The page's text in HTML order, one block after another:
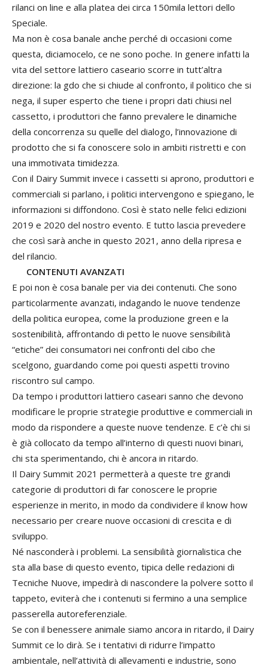
rilanci on line e alla platea dei circa 150mila lettori dello
Speciale.
Ma non è cosa banale anche perché di occasioni come
questa, diciamocelo, ce ne sono poche. In genere infatti la
vita del settore lattiero caseario scorre in tutt’altra
direzione: la gdo che si chiude al confronto, il politico che si
nega, il super esperto che tiene i propri dati chiusi nel
cassetto, i produttori che fanno prevalere le dinamiche
della concorrenza su quelle del dialogo, l’innovazione di
prodotto che si fa conoscere solo in ambiti ristretti e con
una immotivata timidezza.
Con il Dairy Summit invece i cassetti si aprono, produttori e
commerciali si parlano, i politici intervengono e spiegano, le
informazioni si diffondono. Così è stato nelle felici edizioni
2019 e 2020 del nostro evento. E tutto lascia prevedere
che così sarà anche in questo 2021, anno della ripresa e
del rilancio.
CONTENUTI AVANZATI
E poi non è cosa banale per via dei contenuti. Che sono
particolarmente avanzati, indagando le nuove tendenze
della politica europea, come la produzione green e la
sostenibilità, affrontando di petto le nuove sensibilità
“etiche” dei consumatori nei confronti del cibo che
scelgono, guardando come poi questi aspetti trovino
riscontro sul campo.
Da tempo i produttori lattiero caseari sanno che devono
modificare le proprie strategie produttive e commerciali in
modo da rispondere a queste nuove tendenze. E c’è chi si
è già collocato da tempo all’interno di questi nuovi binari,
chi sta sperimentando, chi è ancora in ritardo.
Il Dairy Summit 2021 permetterà a queste tre grandi
categorie di produttori di far conoscere le proprie
esperienze in merito, in modo da condividere il know how
necessario per creare nuove occasioni di crescita e di
sviluppo.
Né nasconderà i problemi. La sensibilità giornalistica che
sta alla base di questo evento, tipica delle redazioni di
Tecniche Nuove, impedirà di nascondere la polvere sotto il
tappeto, eviterà che i contenuti si fermino a una semplice
passerella autoreferenziale.
Se con il benessere animale siamo ancora in ritardo, il Dairy
Summit ce lo dirà. Se i tentativi di ridurre l’impatto
ambientale, nell’attività di allevamenti e industrie, sono